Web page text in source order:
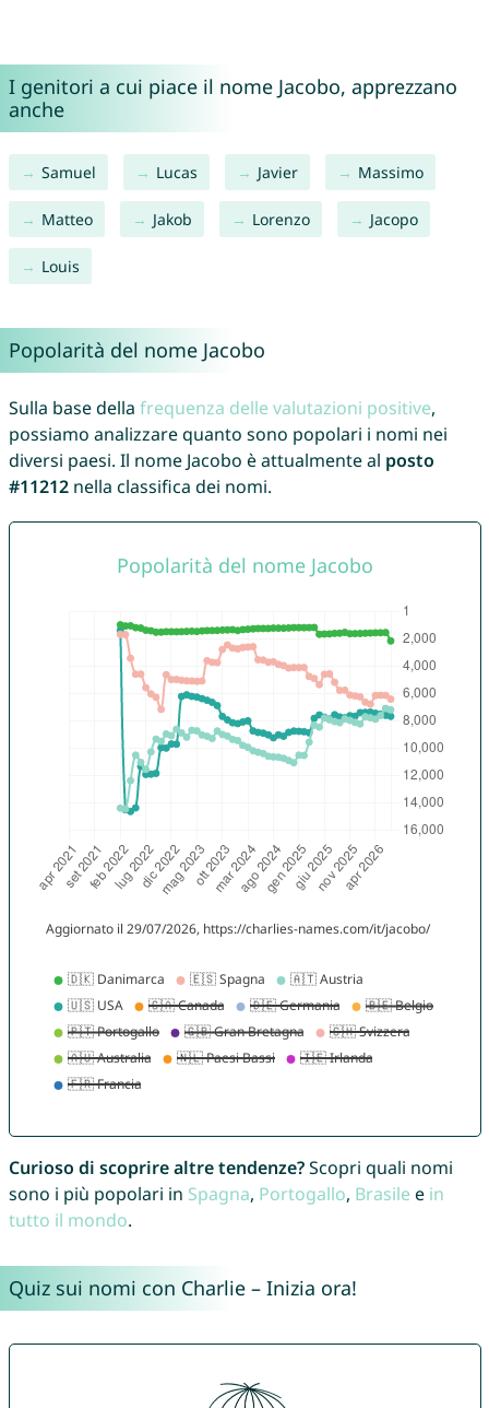
I genitori a cui piace il nome Jacobo, apprezzano
anche
Samuel Lucas Javier Massimo
Matteo Jakob Lorenzo Jacopo
Louis
Popolarità del nome Jacobo
Sulla base della frequenza delle valutazioni positive,
possiamo analizzare quanto sono popolari i nomi nei
diversi paesi. Il nome Jacobo è attualmente al posto
#11212nella classifica dei nomi.
Curioso di scoprire altre tendenze?Scopri quali nomi
sono i più popolari in Spagna, Portogallo, Brasile e in
tutto il mondo.
Quiz sui nomi con Charlie – Inizia ora!